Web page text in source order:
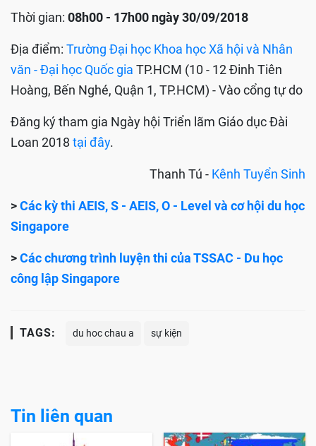
Thời gian: 08h00 - 17h00 ngày 30/09/2018
Địa điểm: Trường Đại học Khoa học Xã hội và Nhân
văn - Đại học Quốc gia TP.HCM (10 - 12 Đinh Tiên
Hoàng, Bến Nghé, Quận 1, TP.HCM) - Vào cổng tự do
Đăng ký tham gia Ngày hội Triển lãm Giáo dục Đài
Loan 2018 tại đây.
Thanh Tú - Kênh Tuyển Sinh
>Các kỳ thi AEIS, S - AEIS, O - Level và cơ hội du học
Singapore
>Các chương trình luyện thi của TSSAC - Du học
công lập Singapore
TAGS: du hoc chau a sự kiện
Tin liên quan